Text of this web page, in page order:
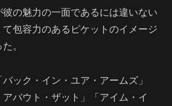
の魅力の一面であるには違いない
包容力のあるピケットのイメージ
。
ック・イン・ユア・アームズ」
アバウト・ザット」「アイム・イ